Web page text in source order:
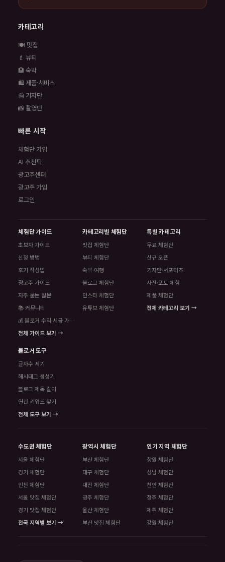
카테고리
🍽️ 맛집
💄 뷰티
🏨 숙박
🛍️ 제품·서비스
📰 기자단
📸 촬영단
빠른 시작
체험단 가입
AI 추천픽
광고주센터
광고주 가입
로그인
체험단 가이드
초보자 가이드
신청 방법
후기 작성법
광고주 가이드
자주 묻는 질문
📚 커뮤니티
💰 블로거 수익·세금 가이드
전체 가이드 보기 →
카테고리별 체험단
맛집 체험단
뷰티 체험단
숙박·여행
블로그 체험단
인스타 체험단
유튜브 체험단
특별 카테고리
무료 체험단
신규 오픈
기자단·서포터즈
사진·포토 체험
제품 체험단
전체 카테고리 보기 →
블로거 도구
글자수 세기
해시태그 생성기
블로그 제목 길이
연관 키워드 찾기
전체 도구 보기 →
수도권 체험단
서울 체험단
경기 체험단
인천 체험단
서울 맛집 체험단
경기 맛집 체험단
전국 지역별 보기 →
광역시 체험단
부산 체험단
대구 체험단
대전 체험단
광주 체험단
울산 체험단
부산 맛집 체험단
인기 지역 체험단
창원 체험단
성남 체험단
천안 체험단
청주 체험단
제주 체험단
강원 체험단